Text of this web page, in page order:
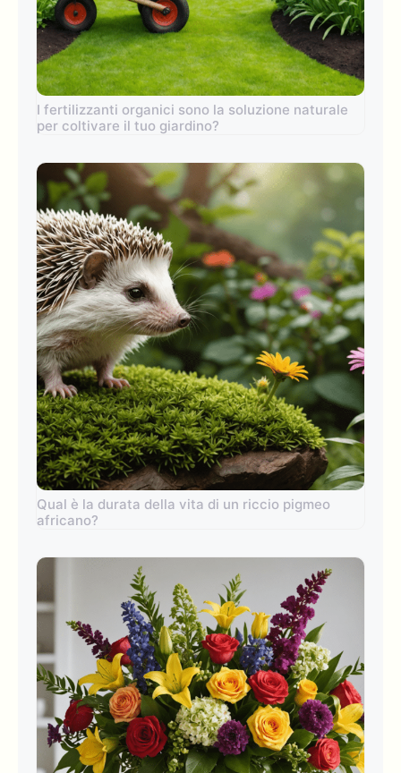
I fertilizzanti organici sono la soluzione naturale
per coltivare il tuo giardino?
Qual è la durata della vita di un riccio pigmeo
africano?